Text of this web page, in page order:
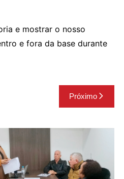
e mostrar o nosso
e fora da base durante
Próximo